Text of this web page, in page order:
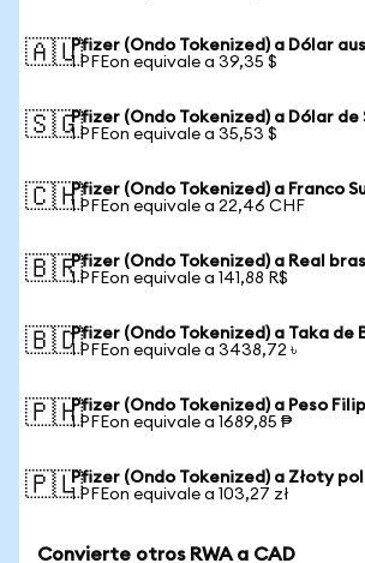
🇦🇺Pfizer (Ondo Tokenized) a Dólar
1 PFEon equivale a 39,35 $
🇸🇬Pfizer (Ondo Tokenized) a Dólar de
1 PFEon equivale a 35,53 $
🇨🇭Pfizer (Ondo Tokenized) a Franco
1 PFEon equivale a 22,46 CHF
🇧🇷Pfizer (Ondo Tokenized) a Real
1 PFEon equivale a 141,88 R$
🇧🇩Pfizer (Ondo Tokenized) a Taka de
1 PFEon equivale a 3438,72 ৳
🇵🇭Pfizer (Ondo Tokenized) a Peso
1 PFEon equivale a 1689,85 ₱
🇵🇱Pfizer (Ondo Tokenized) a Złoty
1 PFEon equivale a 103,27 zł
Convierte otros RWA a CAD